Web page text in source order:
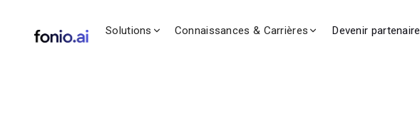
Solutions Connaissances & Carrières Devenir partenaire